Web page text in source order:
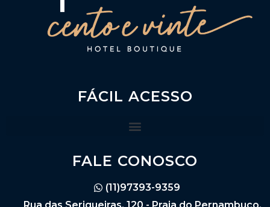
FÁCIL ACESSO
FALE CONOSCO
(11)97393-9359